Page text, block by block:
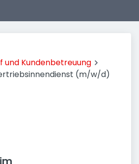
Kundenbetreuung
(m/w/d)